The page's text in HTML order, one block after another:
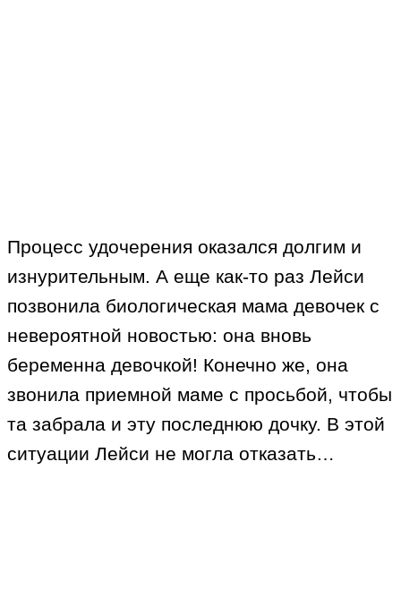
Процесс удочерения оказался долгим и
изнурительным. А еще как-то раз Лейси
позвонила биологическая мама девочек с
невероятной новостью: она вновь
беременна девочкой! Конечно же, она
звонила приемной маме с просьбой, чтобы
та забрала и эту последнюю дочку. В этой
ситуации Лейси не могла отказать…